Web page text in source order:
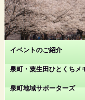
イベントのご紹介
泉町・粟生田ひとくちメ
泉町地域サポーターズ